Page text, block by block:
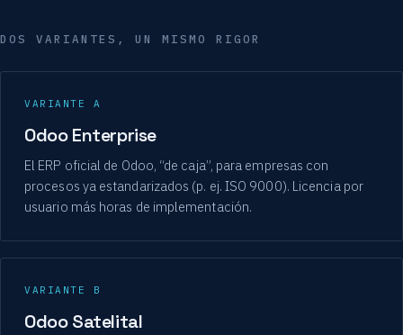
DOS VARIANTES, UN MISMO RIGOR
VARIANTE A
Odoo Enterprise
El ERP oficial de Odoo, “de caja”, para empresas con
procesos ya estandarizados (p. ej. ISO 9000). Licencia por
usuario más horas de implementación.
VARIANTE B
Odoo Satelital